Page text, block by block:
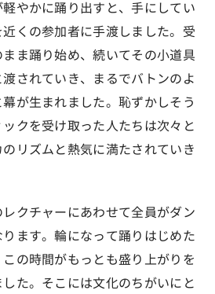
やかに踊り出すと、手にしてい
くの参加者に手渡しました。受
ま踊り始め、続いてその小道具
されていき、まるでバトンのよ
が生まれました。恥ずかしそう
クを受け取った人たちは次々と
リズムと熱気に満たされていき
クチャーにあわせて全員がダン
ます。輪になって踊りはじめた
の時間がもっとも盛り上がりを
た。そこには文化のちがいにと